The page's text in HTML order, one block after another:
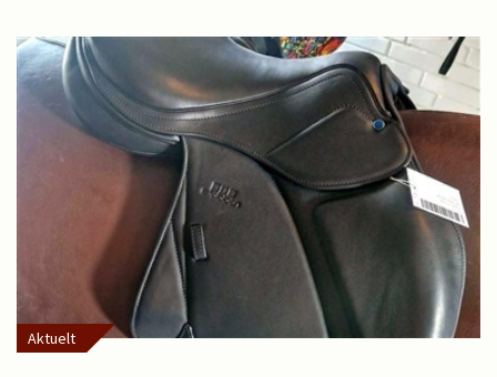
Aktuelt